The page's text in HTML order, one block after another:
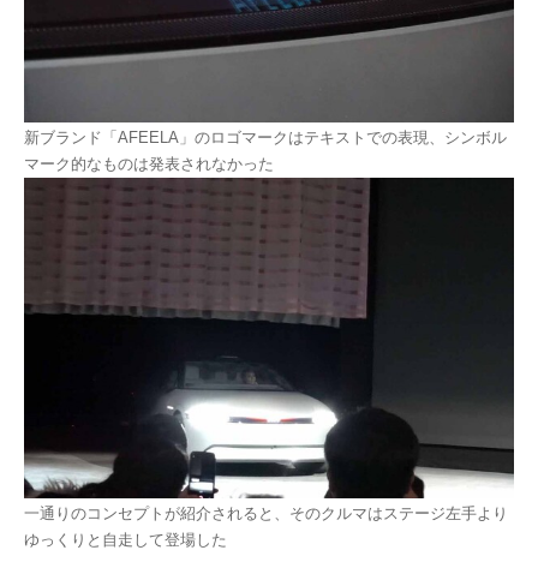
新ブランド「AFEELA」のロゴマークはテキストでの表現、シンボル
マーク的なものは発表されなかった
一通りのコンセプトが紹介されると、そのクルマはステージ左手より
ゆっくりと自走して登場した